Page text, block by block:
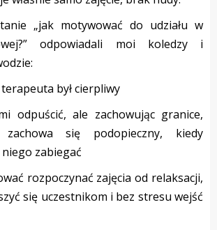
„jak motywować do udziału w
odpowiadali moi koledzy i
był cierpliwy
odpuścić, ale zachowując granice,
się podopieczny, kiedy
zabiegać
rozpoczynać zajęcia od relaksacji,
się uczestnikom i bez stresu wejść